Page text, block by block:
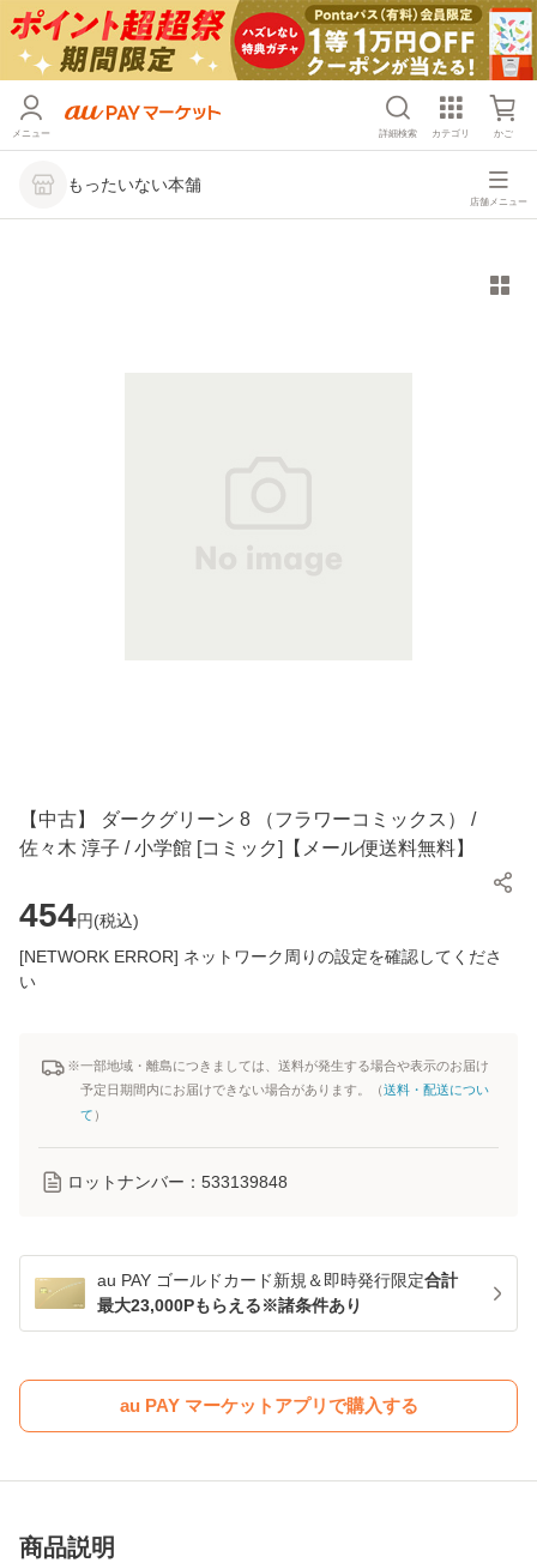
メニュー 詳細検索 カテゴリ かご
もったいない本舗
店舗メニュー
【中古】 ダークグリーン 8 （フラワーコミックス） /
佐々木 淳子 / 小学館 [コミック]【メール便送料無料】
454円(税込)
[NETWORK ERROR] ネットワーク周りの設定を確認してくださ
い
※一部地域・離島につきましては、送料が発生する場合や表示のお届け
予定日期間内にお届けできない場合があります。（送料・配送につい
て ）
ロットナンバー： 533139848
au PAY ゴールドカード新規＆即時発行限定合計
最大23,000Pもらえる※諸条件あり
au PAY マーケットアプリで購入する
商品説明